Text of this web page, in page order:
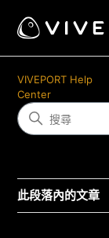
VIVEPORT Help
Center
此段落內的文章